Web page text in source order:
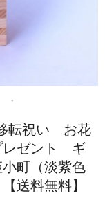
転祝い お花
レゼント ギ
町（淡紫色
送料無料】